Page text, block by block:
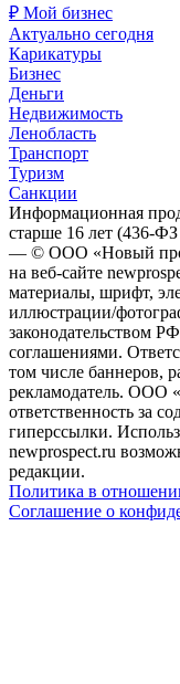
₽ Мой бизнес
Актуально сегодня
Карикатуры
Бизнес
Деньги
Недвижимость
Ленобласть
Транспорт
Туризм
Санкции
Информационная
старше 16 лет (436-
— © ООО «Новый
на веб-сайте
материалы, шрифт,
иллюстрации/
законодательством
соглашениями.
том числе баннеров,
рекламодатель. ООО
ответственность за
гиперссылки.
newprospect.ru
редакции.
Политика в
Соглашение о